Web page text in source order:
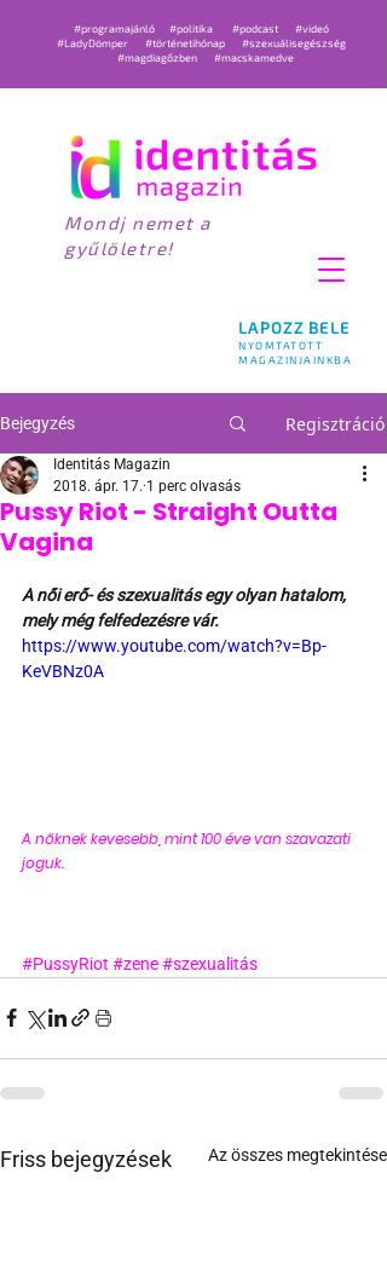
LAPOZZ BELE
NYOMTATOTT
MAGAZINJAINKBA
#programajánló #politika #podcast
#videó
#LadyDömper
#történetihónap
#szexuálisegészség
#magdiagőzben
#macskamedve
Mondj nemet a
gyűlöletre!
Bejegyzés Regisztráció
Pussy Riot - Straight Outta
Vagina
Identitás Magazin
2018. ápr. 17. 1 perc olvasás
A női erő- és szexualitás egy olyan hatalom,
mely még felfedezésre vár.
https://www.youtube.com/watch?v=Bp-
KeVBNz0A
A nőknek kevesebb, mint 100 éve van szavazati
joguk.
#PussyRiot #zene#szexualitás
Friss bejegyzések Az összes megtekintése